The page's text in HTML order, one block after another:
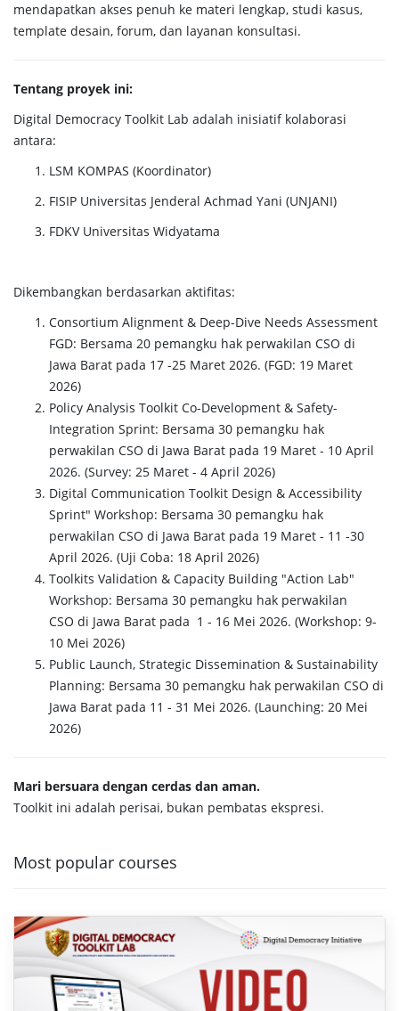
mendapatkan akses penuh ke materi lengkap, studi kasus,
template desain, forum, dan layanan konsultasi.
Tentang proyek ini:
Digital Democracy Toolkit Lab adalah inisiatif kolaborasi
antara:
LSM KOMPAS (Koordinator)
FISIP Universitas Jenderal Achmad Yani (UNJANI)
FDKV Universitas Widyatama
Dikembangkan berdasarkan aktifitas:
Consortium Alignment & Deep-Dive Needs Assessment
FGD: Bersama 20 pemangku hak perwakilan CSO di
Jawa Barat pada 17 -25 Maret 2026. (FGD: 19 Maret
2026)
Policy Analysis Toolkit Co-Development & Safety-
Integration Sprint: Bersama 30 pemangku hak
perwakilan CSO di Jawa Barat pada 19 Maret - 10 April
2026. (Survey: 25 Maret - 4 April 2026)
Digital Communication Toolkit Design & Accessibility
Sprint" Workshop: Bersama 30 pemangku hak
perwakilan CSO di Jawa Barat pada 19 Maret - 11 -30
April 2026. (Uji Coba: 18 April 2026)
Toolkits Validation & Capacity Building "Action Lab"
Workshop: Bersama 30 pemangku hak perwakilan
CSO di Jawa Barat pada 1 - 16 Mei 2026. (Workshop: 9-
10 Mei 2026)
Public Launch, Strategic Dissemination & Sustainability
Planning: Bersama 30 pemangku hak perwakilan CSO di
Jawa Barat pada 11 - 31 Mei 2026. (Launching: 20 Mei
2026)
Mari bersuara dengan cerdas dan aman.
Toolkit ini adalah perisai, bukan pembatas ekspresi.
Most popular courses